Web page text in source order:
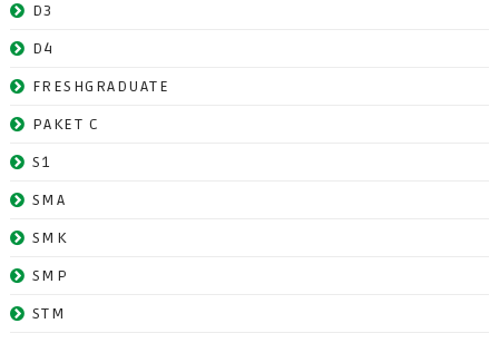
D3
D4
FRESHGRADUATE
PAKET C
S1
SMA
SMK
SMP
STM